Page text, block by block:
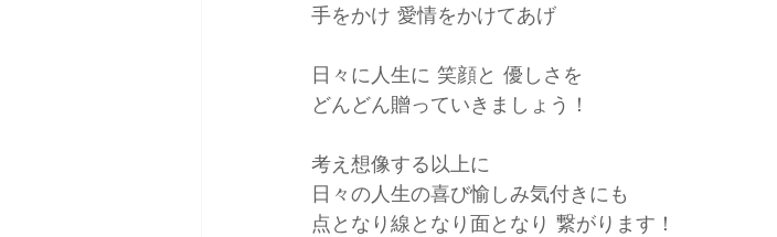
手をかけ 愛情をかけてあげ
日々に人生に 笑顔と 優しさを
どんどん贈っていきましょう！
考え想像する以上に
日々の人生の喜び愉しみ気付きにも
点となり線となり面となり 繋がります！